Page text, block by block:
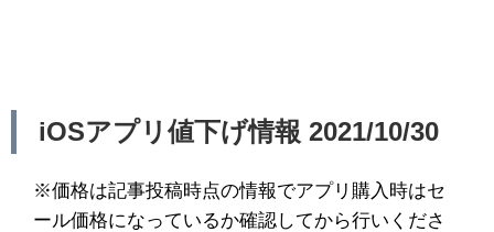
iOSアプリ値下げ情報 2021/10/30
※価格は記事投稿時点の情報でアプリ購入時はセ
ール価格になっているか確認してから行いくださ